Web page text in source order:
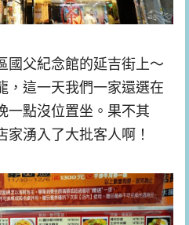
國父紀念館的延吉街上～
，這一天我們一家還選在
一點沒位置坐。果不其
湧入了大批客人啊！